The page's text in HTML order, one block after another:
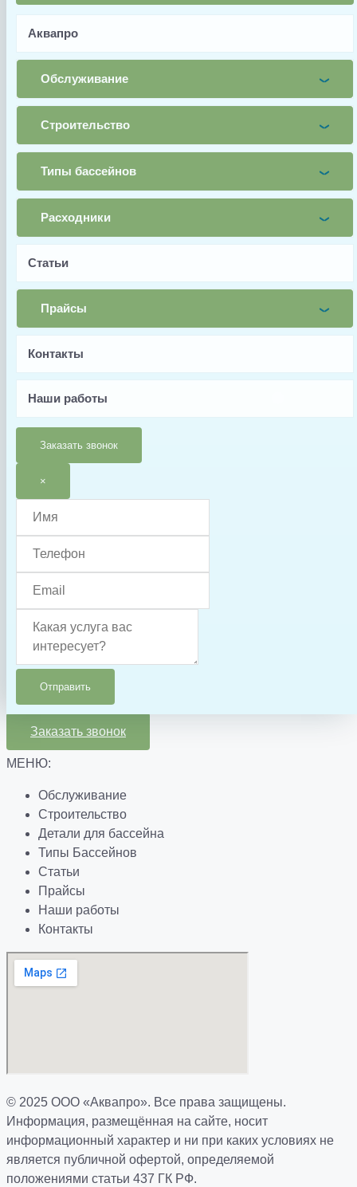
Аквапро
Обслуживание
Строительство
Типы бассейнов
Расходники
Статьи
Прайсы
Контакты
Наши работы
Заказать звонок
×
Отправить
Датчик влажности (Humidity Sensor) к осушителю Fairland
Имя
Почта
Заявка
Заказать
35030010000
Производитель
Fairland
Гарантия
6 месяцев
Тип запчасти
Датчик
г. Санкт-Петербург
+7-981-288-60-00
+7-981-288-40-00
aquapro.spb@yandex.ru
Заказать звонок
МЕНЮ:
Обслуживание
Строительство
Детали для бассейна
Типы Бассейнов
Статьи
Прайсы
Наши работы
Контакты
© 2025 ООО «Аквапро». Все права защищены.
Информация, размещённая на сайте, носит
информационный характер и ни при каких условиях не
является публичной офертой, определяемой
положениями статьи 437 ГК РФ.